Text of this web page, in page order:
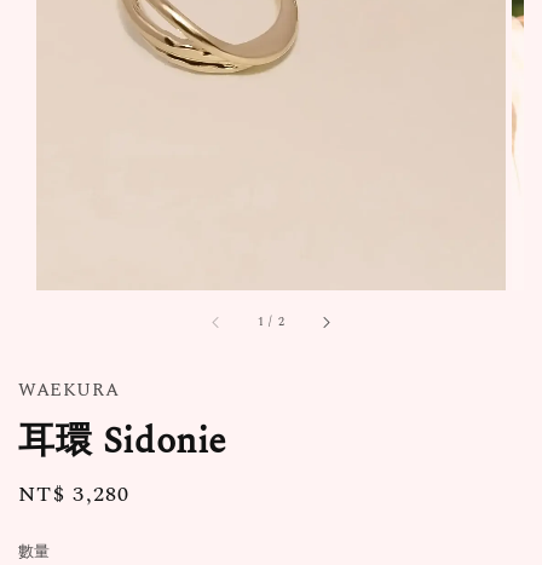
1 / 2
WAEKURA
耳環 Sidonie
Regular
NT$ 3,280
數量